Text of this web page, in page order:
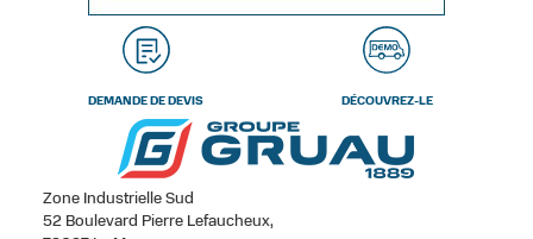
DEMANDE DE DEVIS DÉCOUVREZ-LE
Zone Industrielle Sud
52 Boulevard Pierre Lefaucheux,